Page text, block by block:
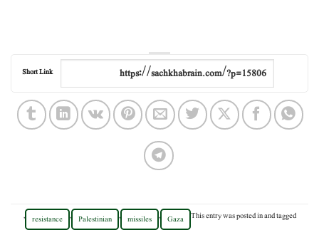
Short Link
This entry was posted inand tagged
Gaza
,
missiles
,
Palestinian
,
resistance
,